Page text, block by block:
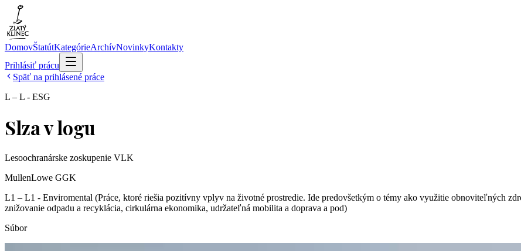
DomovŠtatútKategórieArchívNovinkyKontakty
Prihlásiť prácu
Späť na prihlásené práce
L – L - ESG
Slza v logu
Lesoochranárske zoskupenie VLK
MullenLowe GGK
L1 – L1 - Enviromental (Práce, ktoré riešia pozitívny vplyv na životné prostredie. Ide predovšetkým o témy ako využitie obnoviteľných
znižovanie odpadu a recyklácia, cirkulárna ekonomika, udržateľná mobilita a doprava a pod)
Súbor